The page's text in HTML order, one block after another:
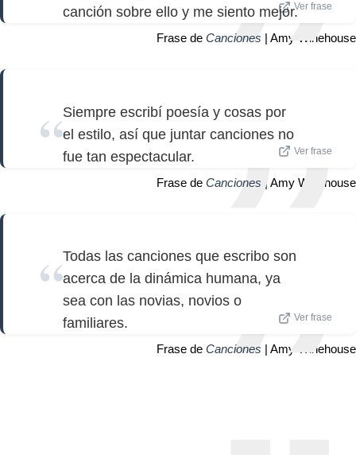
canción sobre ello y me siento mejor.Ver frase
Frase de Canciones | Amy Winehouse
Siempre escribí poesía y cosas por
el estilo, así que juntar canciones no
fue tan espectacular.
Ver frase
Frase de Canciones | Amy Winehouse
Todas las canciones que escribo son
acerca de la dinámica humana, ya
sea con las novias, novios o
familiares.
Ver frase
Frase de Canciones | Amy Winehouse